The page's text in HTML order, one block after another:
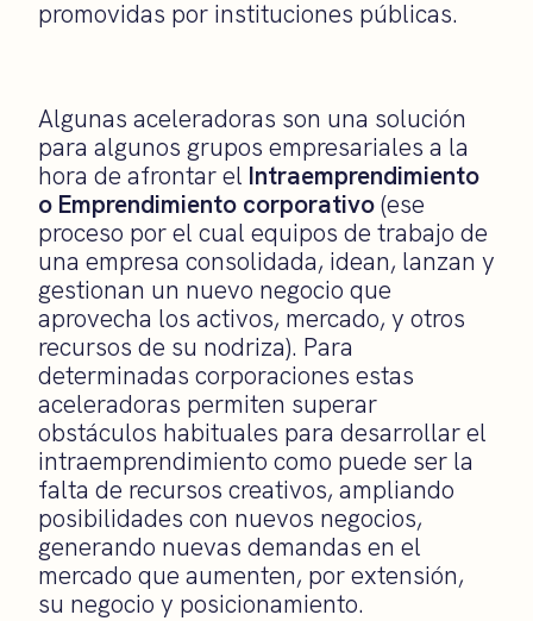
promovidas por instituciones públicas.
Algunas aceleradoras son una solución
para algunos grupos empresariales a la
hora de afrontar el Intraemprendimiento
o Emprendimiento corporativo(ese
proceso por el cual equipos de trabajo de
una empresa consolidada, idean, lanzan y
gestionan un nuevo negocio que
aprovecha los activos, mercado, y otros
recursos de su nodriza). Para
determinadas corporaciones estas
aceleradoras permiten superar
obstáculos habituales para desarrollar el
intraemprendimiento como puede ser la
falta de recursos creativos, ampliando
posibilidades con nuevos negocios,
generando nuevas demandas en el
mercado que aumenten, por extensión,
su negocio y posicionamiento.